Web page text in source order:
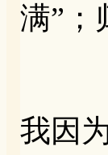
满”；
我因